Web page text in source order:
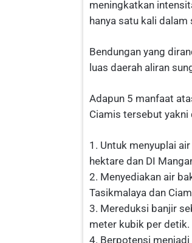
meningkatkan
hanya satu kali dalam
Bendungan yang
luas daerah aliran
Adapun 5 manfaat
Ciamis tersebut yakni
1. Untuk menyuplai
hektare dan DI
2. Menyediakan air
Tasikmalaya dan
3. Mereduksi banjir
meter kubik per detik.
4. Berpotensi